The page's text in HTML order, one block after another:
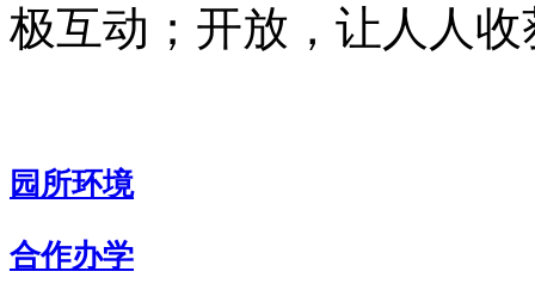
极互动；开放，让人人
园所环境
合作办学